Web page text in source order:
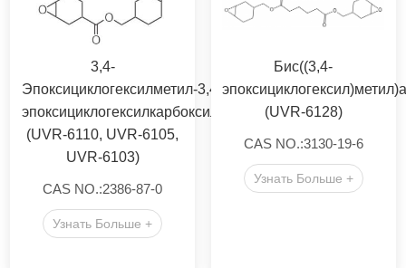
3,4-
Эпоксициклогексилметил-3,4-
эпоксициклогексилкарбоксилат
(UVR-6110, UVR-6105,
UVR-6103)
CAS NO.:2386-87-0
Узнать Больше +
Бис((3,4-
(UVR-6128)
CAS NO.:3130-19-6
Узнать Больше +